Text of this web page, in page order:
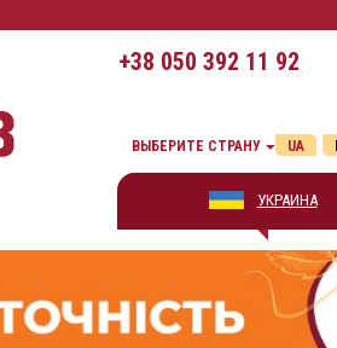
+38 050 392 11 92
ВЫБЕРИТЕ СТРАНУ UA
УКРАИНА